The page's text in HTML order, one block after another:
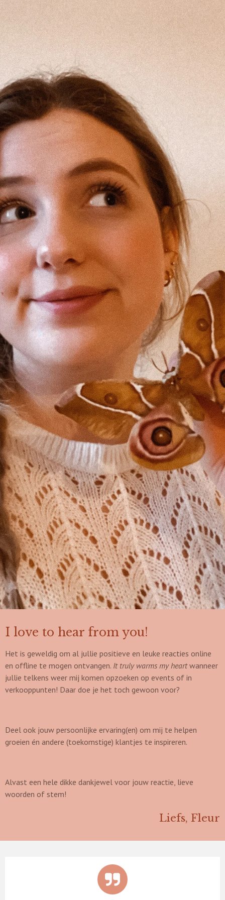
I love to hear from you!
Het is geweldig om al jullie positieve en leuke reacties online
en offline te mogen ontvangen. It truly warms my heartwanneer
jullie telkens weer mij komen opzoeken op events of in
verkooppunten! Daar doe je het toch gewoon voor?
Deel ook jouw persoonlijke ervaring(en) om mij te helpen
groeien én andere (toekomstige) klantjes te inspireren.
Alvast een hele dikke dankjewel voor jouw reactie, lieve
woorden of stem!
Liefs, Fleur